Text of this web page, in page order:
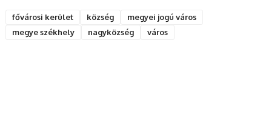
fővárosi kerület község
megyei jogú város
megye székhely
nagyközség város